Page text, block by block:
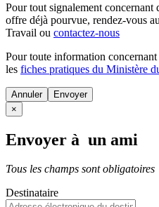
Pour tout signalement concernant
offre déjà pourvue, rendez-vous
Travail ou contactez-nous
Pour toute information concernant
les fiches pratiques du Ministère
Annuler
×
Envoyer à un ami
Tous les champs sont obligatoires
Destinataire